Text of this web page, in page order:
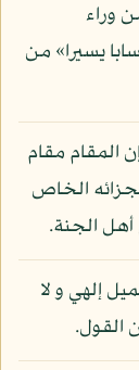
وراء
يسيرا» من
المقام مقام
الخاص
الجنة.
إلهي و لا
القول.